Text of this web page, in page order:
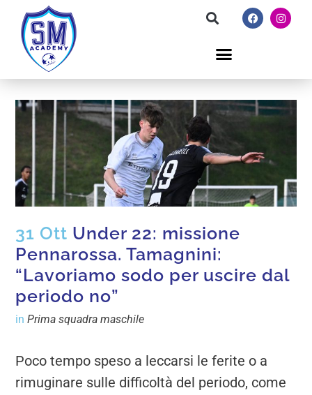
31 Ott Under 22: missione
Pennarossa. Tamagnini:
“Lavoriamo sodo per uscire dal
periodo no”
inPrima squadra maschile
Poco tempo speso a leccarsi le ferite o a
rimuginare sulle difficoltà del periodo, come